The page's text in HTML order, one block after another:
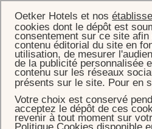
ACCUEIL
Jour
Une journée placée sous le signe
Oetker Hotels et nos
cookies dont le dépôt est
consentement sur ce site
contenu éditorial du site en
utilisation, de mesurer
de la publicité personnalisée
contenu sur les réseaux
présents sur le site. Pour en
Votre choix est conservé
acceptez le dépôt de ces
revenir à tout moment sur